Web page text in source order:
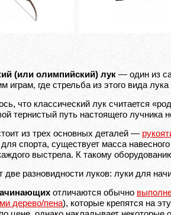
(или олимпийский) лук — один из
играм, где стрельба из этого вида
что классический лук считается
тернистый путь настоящего лучника
из трех основных деталей —
спорта, существует масса
выстрела. К такому
две разновидности луков: луки для
отличаются обычно
дерево/пена), которые крепятся на